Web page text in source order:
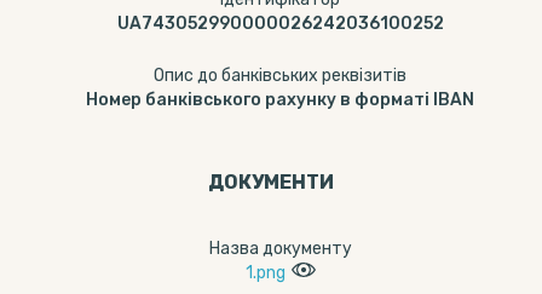
UA743052990000026242036100252
Опис до банківських реквізитів
Номер банківського рахунку в форматі IBAN
ДОКУМЕНТИ
Назва документу
1.png